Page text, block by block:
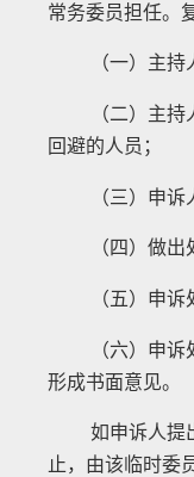
常务委员担任。
（一）主持
（二）主
回避的人员；
（三）申诉
（四）做出
（五）申诉
（六）申诉
形成书面意见。
如申诉人提
止，由该临时委